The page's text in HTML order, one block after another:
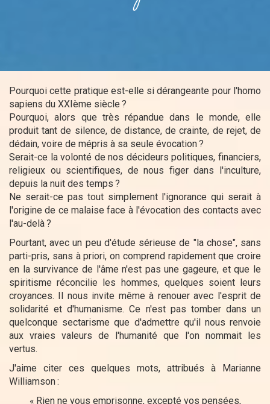
Pourquoi cette pratique est-elle si dérangeante pour l'homo
sapiens du XXIème siècle ?
Pourquoi, alors que très répandue dans le monde, elle
produit tant de silence, de distance, de crainte, de rejet, de
dédain, voire de mépris à sa seule évocation?
Serait-ce la volonté de nos décideurs politiques, financiers,
religieux ou scientifiques, de nous figer dans l'inculture,
depuis la nuit des temps ?
Ne serait-ce pas tout simplement l'ignorance qui serait à
l'origine de ce malaise face à l'évocation des contacts avec
l'au-delà?
Pourtant, avec un peu d'étude sérieuse de "la chose", sans
parti-pris, sans à priori, on comprend rapidement que croire
en la survivance de l'âme n'est pas une gageure, et que le
spiritisme réconcilie les hommes, quelques soient leurs
croyances. Il nous invite même à renouer avec l'esprit de
solidarité et d'humanisme. Ce n'est pas tomber dans un
quelconque sectarisme que d'admettre qu'il nous renvoie
aux vraies valeurs de l'humanité que l'on nommait les
vertus.
J'aime citer ces quelques mots, attribués à Marianne
Williamson:
« Rien ne vous emprisonne, excepté vos pensées,